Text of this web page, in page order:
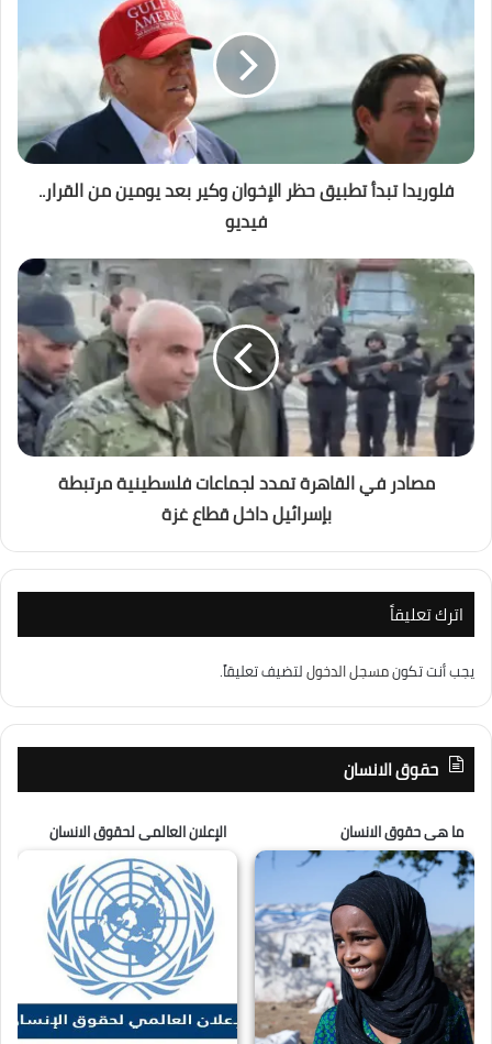
فلوريدا تبدأ تطبيق حظر الإخوان وكير بعد يومين من القرار..
فيديو
مصادر في القاهرة تمدد لجماعات فلسطينية مرتبطة
بإسرائيل داخل قطاع غزة
اترك تعليقاً
يجب أنت تكونمسجل الدخوللتضيف تعليقاً.
حقوق الانسان
ما هى حقوق الانسان الإعلان العالمى لحقوق الانسان